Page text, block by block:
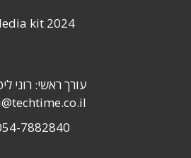
kit 2024
עורך ראשי: רוני
7882840